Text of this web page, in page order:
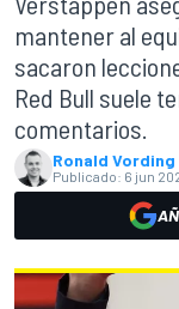
mantener al
sacaron
Red Bull suele
comentarios.
Ronald Vording
Publicado: 6 jun